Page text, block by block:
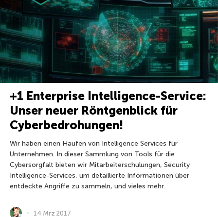
+1 Enterprise Intelligence-Service:
Unser neuer Röntgenblick für
Cyberbedrohungen!
Wir haben einen Haufen von Intelligence Services für
Unternehmen. In dieser Sammlung von Tools für die
Cybersorgfalt bieten wir Mitarbeiterschulungen, Security
Intelligence-Services, um detaillierte Informationen über
entdeckte Angriffe zu sammeln, und vieles mehr.
14 Mrz 2017